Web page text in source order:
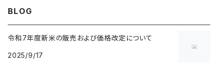
BLOG
令和7年度新米の販売および価格改定について
2025/9/17